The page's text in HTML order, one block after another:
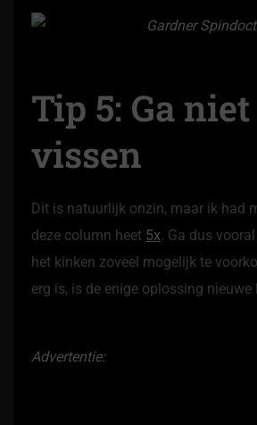
Tip 5: Ga niet
vissen
Dit is natuurlijk onzin, maar ik had
deze column heet 5x. Ga dus
het kinken zoveel mogelijk te
erg is, is de enige oplossing
Advertentie: